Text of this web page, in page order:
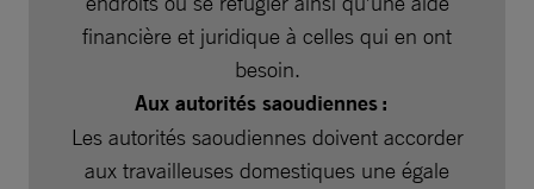
financière et juridique à celles qui en ont
besoin.
Aux autorités saoudiennes :
Les autorités saoudiennes doivent accorder
aux travailleuses domestiques une égale